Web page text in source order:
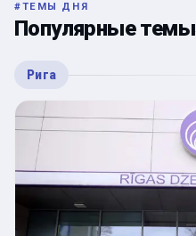
#ТЕМЫ ДНЯ
Популярные темы
Рига